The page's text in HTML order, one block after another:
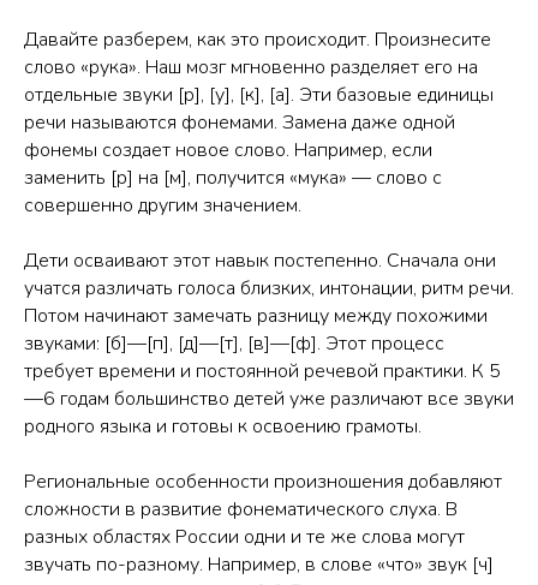
Давайте разберем, как это происходит. Произнесите
слово «рука». Наш мозг мгновенно разделяет его на
отдельные звуки [р], [у], [к], [а]. Эти базовые единицы
речи называются фонемами. Замена даже одной
фонемы создает новое слово. Например, если
заменить [р] на [м], получится «мука» — слово с
совершенно другим значением.
Дети осваивают этот навык постепенно. Сначала они
учатся различать голоса близких, интонации, ритм речи.
Потом начинают замечать разницу между похожими
звуками: [б]—[п], [д]—[т], [в]—[ф]. Этот процесс
требует времени и постоянной речевой практики. К 5
—6 годам большинство детей уже различают все звуки
родного языка и готовы к освоению грамоты.
Региональные особенности произношения добавляют
сложности в развитие фонематического слуха. В
разных областях России одни и те же слова могут
звучать по-разному. Например, в слове «что» звук [ч]